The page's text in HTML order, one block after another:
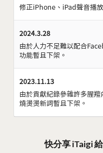
修正iPhone、iPad聲音播
2024.3.28
由於人力不足難以配合
功能暫且下架。
2023.11.13
由於貢獻紀錄參雜許多腥
燒燙燙新詞暫且下架。
快分享 iTaigi